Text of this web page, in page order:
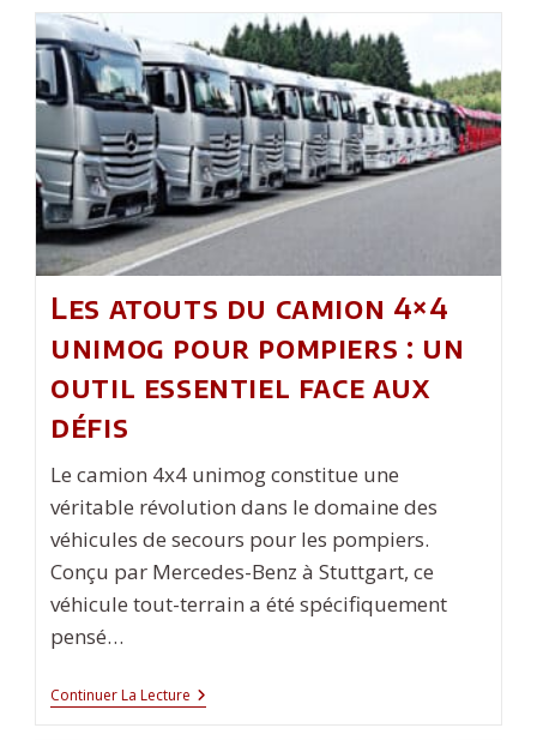
France
À
Un
Jeune
Garçon
?
Les atouts du camion 4×4
unimog pour pompiers : un
outil essentiel face aux
défis
Le camion 4x4 unimog constitue une
véritable révolution dans le domaine des
véhicules de secours pour les pompiers.
Conçu par Mercedes-Benz à Stuttgart, ce
véhicule tout-terrain a été spécifiquement
pensé…
Continuer La Lecture Les
Atouts